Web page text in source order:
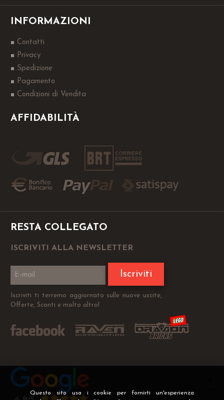
Questo sito usa i cookie per fornirti un'esperienza
INFORMAZIONI
Contatti
Privacy
Spedizione
Pagamento
Condizioni di Vendita
AFFIDABILITÀ
RESTA COLLEGATO
ISCRIVITI ALLA NEWSLETTER
Iscriviti
Iscriviti ti terremo aggiornato sulle nuove uscite,
Offerte, Sconti e molto altro!